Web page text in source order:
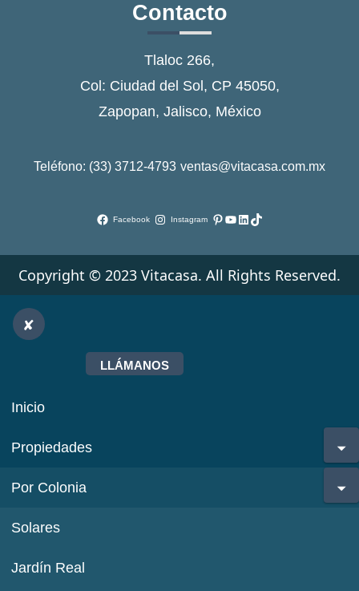
Contacto
Tlaloc 266,
Col: Ciudad del Sol, CP 45050,
Zapopan, Jalisco, México
Teléfono: (33) 3712-4793 ventas@vitacasa.com.mx
Facebook Instagram Pinterest
YouTube
LinkedIn
TikTok
Copyright © 2023 Vitacasa. All Rights Reserved.
LLÁMANOS
Inicio
Propiedades
Por Colonia
Solares
Jardín Real